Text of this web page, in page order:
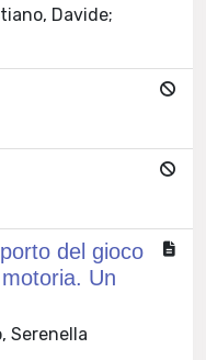
Davide;
del gioco
Un
Serenella